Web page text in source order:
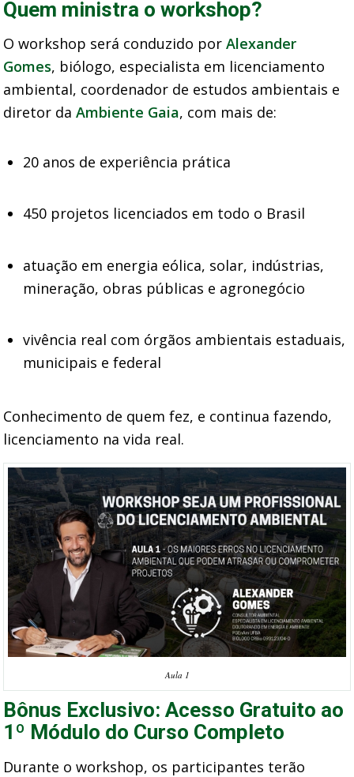
Quem ministra o workshop?
O workshop será conduzido porAlexander
Gomes, biólogo, especialista em licenciamento
ambiental, coordenador de estudos ambientais e
diretor daAmbiente Gaia, com mais de:
20 anos de experiência prática
450 projetos licenciados em todo o Brasil
atuação em energia eólica, solar, indústrias,
mineração, obras públicas e agronegócio
vivência real com órgãos ambientais estaduais,
municipais e federal
Conhecimento de quem fez, e continua fazendo,
licenciamento na vida real.
Aula 1
Bônus Exclusivo: Acesso Gratuito ao
1º Módulo do Curso Completo
Durante o workshop, os participantes terão